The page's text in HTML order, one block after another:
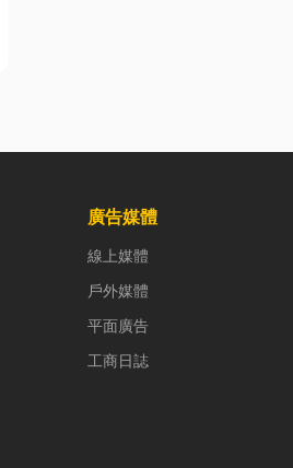
廣告媒體
線上媒體
戶外媒體
平面廣告
工商日誌